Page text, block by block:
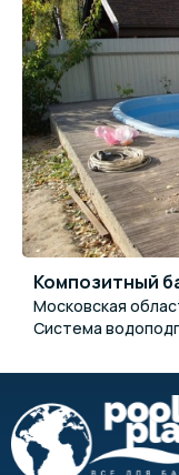
Композитный
Московская
Система